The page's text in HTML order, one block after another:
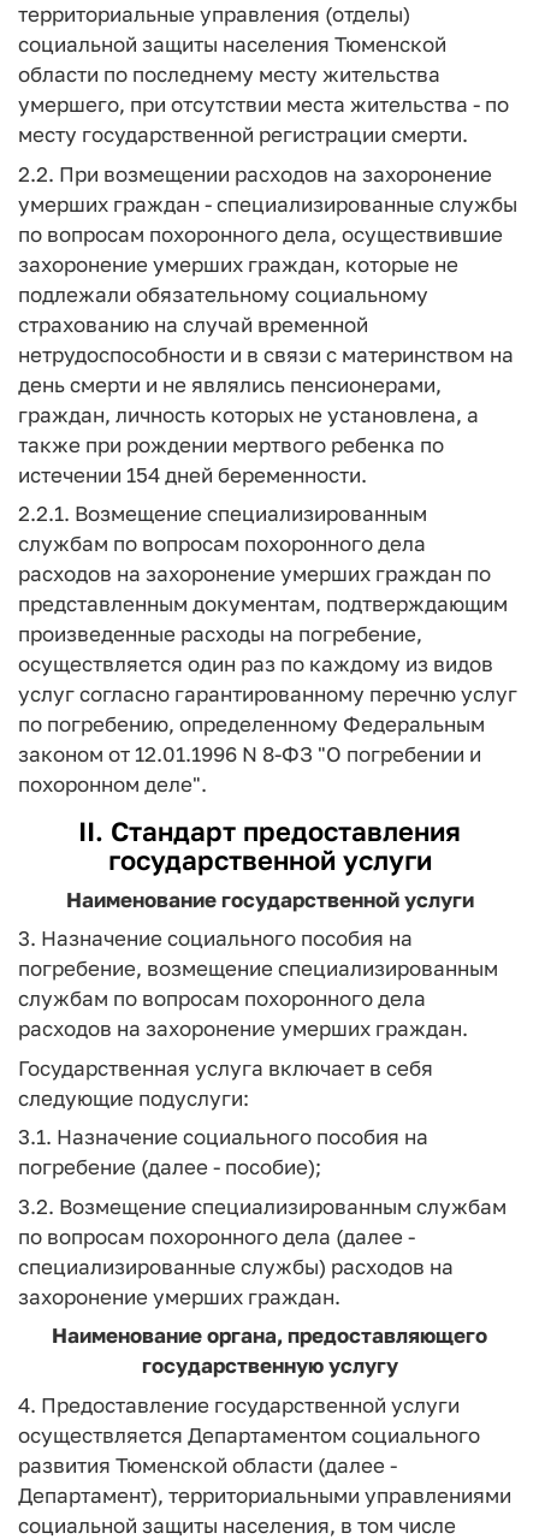
территориальные управления (отделы)
социальной защиты населения Тюменской
области по последнему месту жительства
умершего, при отсутствии места жительства - по
месту государственной регистрации смерти.
2.2. При возмещении расходов на захоронение
умерших граждан - специализированные службы
по вопросам похоронного дела, осуществившие
захоронение умерших граждан, которые не
подлежали обязательному социальному
страхованию на случай временной
нетрудоспособности и в связи с материнством на
день смерти и не являлись пенсионерами,
граждан, личность которых не установлена, а
также при рождении мертвого ребенка по
истечении 154 дней беременности.
2.2.1. Возмещение специализированным
службам по вопросам похоронного дела
расходов на захоронение умерших граждан по
представленным документам, подтверждающим
произведенные расходы на погребение,
осуществляется один раз по каждому из видов
услуг согласно гарантированному перечню услуг
по погребению, определенному Федеральным
законом от 12.01.1996 N 8-ФЗ "О погребении и
похоронном деле".
II. Стандарт предоставления
государственной услуги
Наименование государственной услуги
3. Назначение социального пособия на
погребение, возмещение специализированным
службам по вопросам похоронного дела
расходов на захоронение умерших граждан.
Государственная услуга включает в себя
следующие подуслуги:
3.1. Назначение социального пособия на
погребение (далее - пособие);
3.2. Возмещение специализированным службам
по вопросам похоронного дела (далее -
специализированные службы) расходов на
захоронение умерших граждан.
Наименование органа, предоставляющего
государственную услугу
4. Предоставление государственной услуги
осуществляется Департаментом социального
развития Тюменской области (далее -
Департамент), территориальными управлениями
социальной защиты населения, в том числе